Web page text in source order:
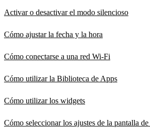
Activar o desactivar el modo silencioso
Cómo ajustar la fecha y la hora
Cómo conectarse a una red Wi-Fi
Cómo utilizar la Biblioteca de Apps
Cómo utilizar los widgets
Cómo seleccionar los ajustes de la pantalla